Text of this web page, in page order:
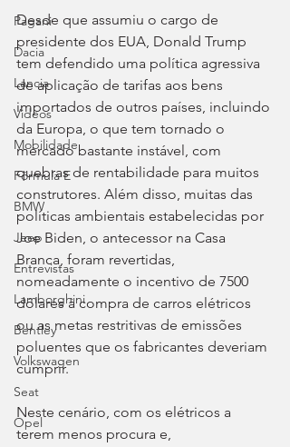
Pagani
Dacia
Lancia
Videos
Mobilidade
Fórmula E
BMW
Jeep
Entrevistas
Lamborghini
Bentley
Volkswagen
Seat
Opel
Desde que assumiu o cargo de
presidente dos EUA, Donald Trump
tem defendido uma política agressiva
de aplicação de tarifas aos bens
importados de outros países, incluindo
da Europa, o que tem tornado o
mercado bastante instável, com
quebras de rentabilidade para muitos
construtores. Além disso, muitas das
políticas ambientais estabelecidas por
Joe Biden, o antecessor na Casa
Branca, foram revertidas,
nomeadamente o incentivo de 7500
dólares à compra de carros elétricos
ou as metas restritivas de emissões
poluentes que os fabricantes deveriam
cumprir.
Neste cenário, com os elétricos a
terem menos procura e,